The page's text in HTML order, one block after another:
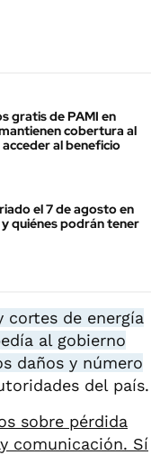
gratis de PAMI en
cobertura al
al beneficio
el 7 de agosto en
quiénes podrán tener
cortes de energía
al gobierno
daños y número
del país.
sobre pérdida
comunicación. Sí